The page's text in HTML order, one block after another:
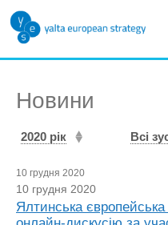
Новини
2020 рік Всі
10 грудня 2020
10 грудня 2020
Ялтинська європейська